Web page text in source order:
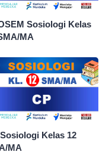
Sosiologi Kelas
MA
Kelas 12
MA